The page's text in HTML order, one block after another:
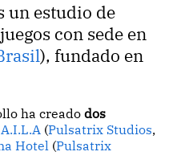
un estudio de
con sede en
), fundado en
ha creadodos
A.I.L.A (Pulsatrix Studios,
Hotel (Pulsatrix